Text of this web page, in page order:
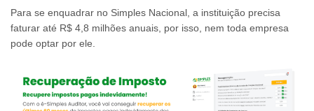
Para se enquadrar no Simples Nacional, a instituição precisa
faturar até R$ 4,8 milhões anuais, por isso, nem toda empresa
pode optar por ele.